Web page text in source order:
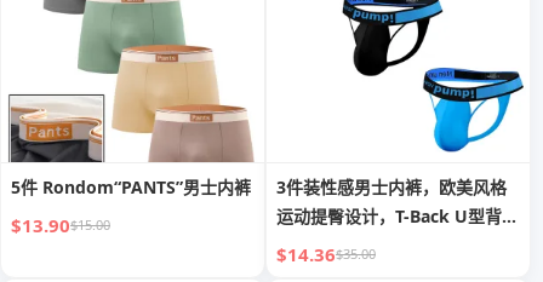
5件 Rondom“PANTS”男士内裤
$13.90$15.00
3件装性感男士内裤，欧美风格
运动提臀设计，T-Back U型背
部，Modal面料，舒适男士内裤
$14.36$35.00